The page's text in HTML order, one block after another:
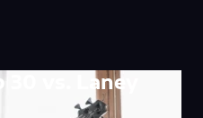
vs. Laney